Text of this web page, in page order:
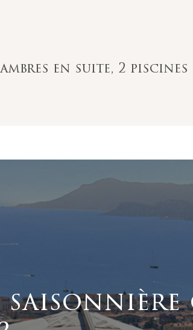
en suite, 2 piscines